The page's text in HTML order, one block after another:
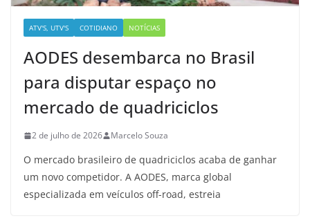
ATV'S, UTV'S COTIDIANO NOTÍCIAS
AODES desembarca no Brasil
para disputar espaço no
mercado de quadriciclos
2 de julho de 2026 Marcelo Souza
O mercado brasileiro de quadriciclos acaba de ganhar
um novo competidor. A AODES, marca global
especializada em veículos off-road, estreia